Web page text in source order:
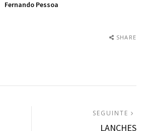
Fernando Pessoa
SHARE
SEGUINTE
LANCHES